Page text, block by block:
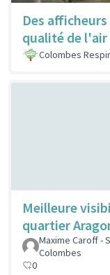
Des
qualité de l'air
Colombes
Meilleure
quartier
Maxime Caroff -
Colombes
0